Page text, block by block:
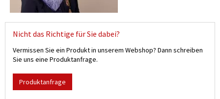
Nicht das Richtige für Sie dabei?
Vermissen Sie ein Produkt in unserem Webshop? Dann schreiben
Sie uns eine Produktanfrage.
Produktanfrage